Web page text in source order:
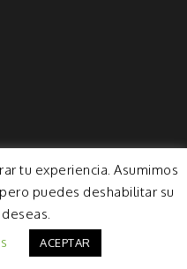
tu experiencia. Asumimos
puedes deshabilitar su
ACEPTAR